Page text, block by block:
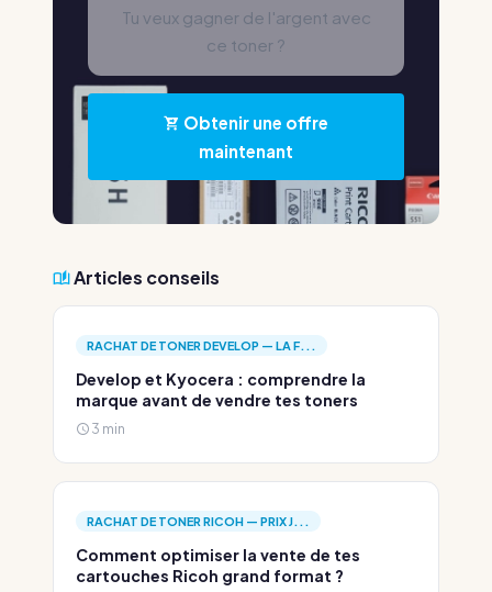
Tu veux gagner de l'argent avec
ce toner ?
Obtenir une offre
maintenant
Articles conseils
RACHAT DE TONER DEVELOP — LA F...
Develop et Kyocera : comprendre la
marque avant de vendre tes toners
3 min
RACHAT DE TONER RICOH — PRIX J...
Comment optimiser la vente de tes
cartouches Ricoh grand format ?